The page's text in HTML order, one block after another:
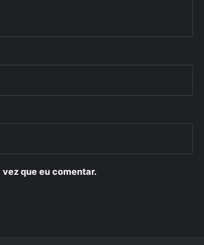
que eu comentar.